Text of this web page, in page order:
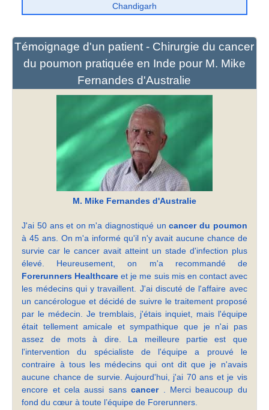
Chandigarh
Témoignage d'un patient - Chirurgie du cancer
du poumon pratiquée en Inde pour M. Mike
Fernandes d'Australie
M. Mike Fernandes d'Australie
J'ai 50 ans et on m'a diagnostiqué uncancer du poumon
à 45 ans. On m'a informé qu'il n'y avait aucune chance de
survie car le cancer avait atteint un stade d'infection plus
élevé. Heureusement, on m'a recommandé de
Forerunners Healthcareet je me suis mis en contact avec
les médecins qui y travaillent. J'ai discuté de l'affaire avec
un cancérologue et décidé de suivre le traitement proposé
par le médecin. Je tremblais, j'étais inquiet, mais l'équipe
était tellement amicale et sympathique que je n'ai pas
assez de mots à dire. La meilleure partie est que
l'intervention du spécialiste de l'équipe a prouvé le
contraire à tous les médecins qui ont dit que je n'avais
aucune chance de survie. Aujourd'hui, j'ai 70 ans et je vis
encore et cela aussi sanscancer
. Merci beaucoup du
fond du cœur à toute l’équipe de Forerunners.